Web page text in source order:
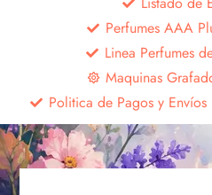
Perfumes AAA
Linea Perfumes
Maquinas
Politica de Pagos y Envíos